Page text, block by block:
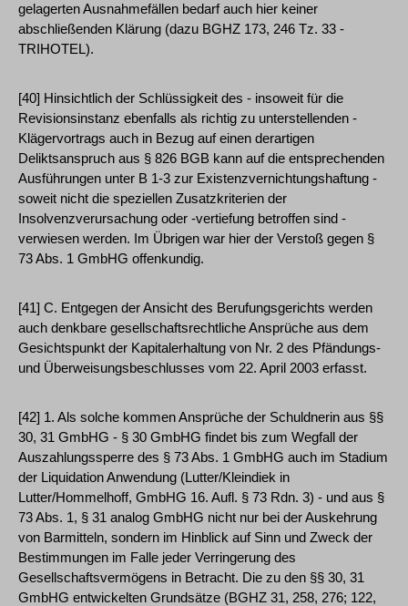
gelagerten Ausnahmefällen bedarf auch hier keiner
abschließenden Klärung (dazu BGHZ 173, 246 Tz. 33 -
TRIHOTEL).
[40] Hinsichtlich der Schlüssigkeit des - insoweit für die
Revisionsinstanz ebenfalls als richtig zu unterstellenden -
Klägervortrags auch in Bezug auf einen derartigen
Deliktsanspruch aus § 826 BGB kann auf die entsprechenden
Ausführungen unter B 1-3 zur Existenzvernichtungshaftung -
soweit nicht die speziellen Zusatzkriterien der
Insolvenzverursachung oder -vertiefung betroffen sind -
verwiesen werden. Im Übrigen war hier der Verstoß gegen §
73 Abs. 1 GmbHG offenkundig.
[41] C. Entgegen der Ansicht des Berufungsgerichts werden
auch denkbare gesellschaftsrechtliche Ansprüche aus dem
Gesichtspunkt der Kapitalerhaltung von Nr. 2 des Pfändungs-
und Überweisungsbeschlusses vom 22. April 2003 erfasst.
[42] 1. Als solche kommen Ansprüche der Schuldnerin aus §§
30, 31 GmbHG - § 30 GmbHG findet bis zum Wegfall der
Auszahlungssperre des § 73 Abs. 1 GmbHG auch im Stadium
der Liquidation Anwendung (Lutter/Kleindiek in
Lutter/Hommelhoff, GmbHG 16. Aufl. § 73 Rdn. 3) - und aus §
73 Abs. 1, § 31 analog GmbHG nicht nur bei der Auskehrung
von Barmitteln, sondern im Hinblick auf Sinn und Zweck der
Bestimmungen im Falle jeder Verringerung des
Gesellschaftsvermögens in Betracht. Die zu den §§ 30, 31
GmbHG entwickelten Grundsätze (BGHZ 31, 258, 276; 122,